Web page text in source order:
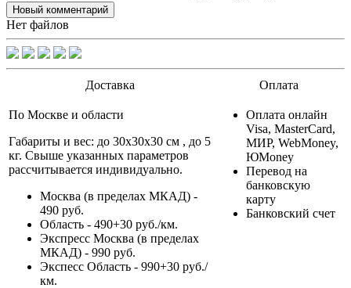
Новый комментарий
Нет файлов
Доставка Оплата
По Москве и области
Габариты и вес: до 30х30х30 см , до 5
кг. Свыше указанных параметров
рассчитывается индивидуально.
Москва (в пределах МКАД) -
490 руб.
Область - 490+30 руб./км.
Экспресс Москва (в пределах
МКАД) - 990 руб.
Экспесс Область - 990+30 руб./
км.
Оплата онлайн
Visa, MasterCard,
МИР, WebMoney,
ЮMoney
Перевод на
банковскую
карту
Банковский счет